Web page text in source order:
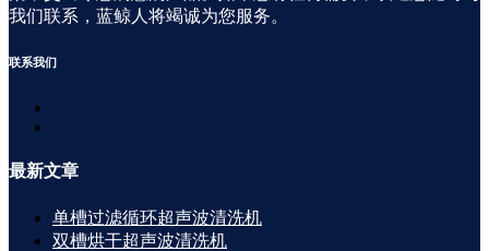
我们联系，蓝鲸人将竭诚为您服务。
联系我们
最新文章
单槽过滤循环超声波清洗机
双槽烘干超声波清洗机